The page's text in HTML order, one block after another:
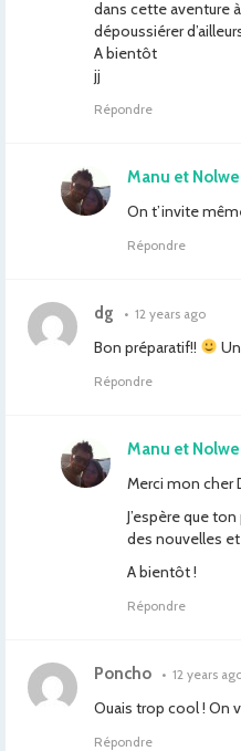
dans cette aventure
dépoussiérer
A bientôt
jj
Répondre
Manu et
On t’invite
Répondre
dg • 12 years ago
Bon préparatif!!
Répondre
Manu et
Merci mon cher
J’espère que
des nouvelles
A bientôt !
Répondre
Poncho • 12 years
Ouais trop cool ! On
Répondre